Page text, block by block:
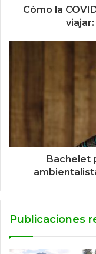
Cómo la
Bachelet
Publicaciones